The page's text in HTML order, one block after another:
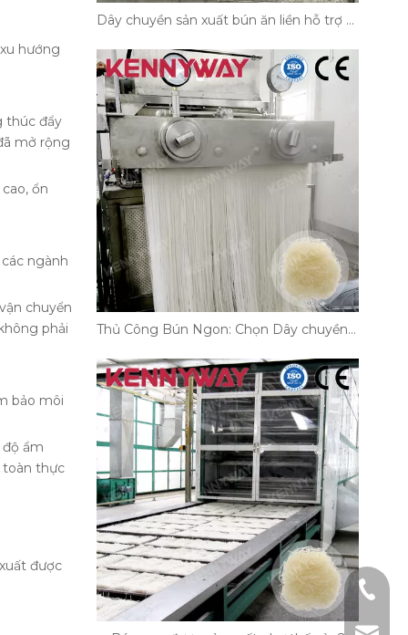
hướng
thúc đẩy
mở rộng
ổn
ngành
chuyển
phải
bảo môi
ẩm
toàn thực
được
Dây chuyền sản xuất bún ăn liền hỗ trợ sản xuất mì quy mô lớn như thế nào
Thủ Công Bún Ngon: Chọn Dây chuyền Sản xuất Phù hợp!
+86-